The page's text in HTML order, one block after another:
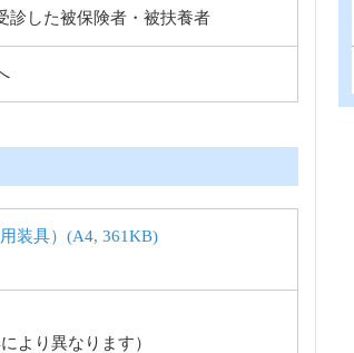
診した被保険者・被扶養者
装具）(A4, 361KB)
より異なります）